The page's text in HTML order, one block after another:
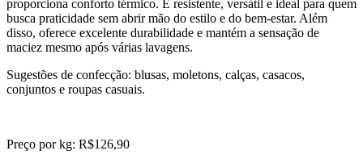
proporciona conforto térmico. É resistente, versátil e ideal para quem
busca praticidade sem abrir mão do estilo e do bem-estar. Além
disso, oferece excelente durabilidade e mantém a sensação de
maciez mesmo após várias lavagens.
Sugestões de confecção: blusas, moletons, calças, casacos,
conjuntos e roupas casuais.
Preço por kg: R$126,90